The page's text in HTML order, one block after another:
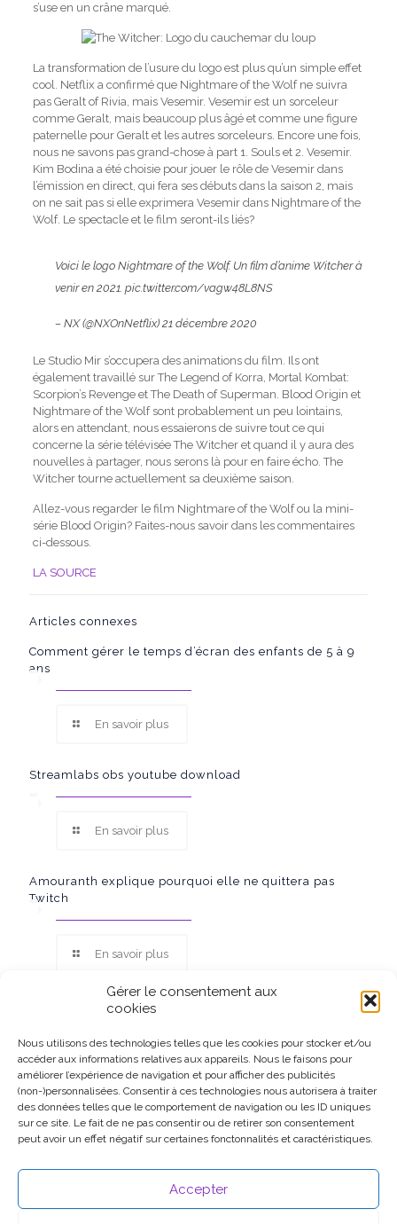
Gérer le consentement aux
cookies
Nous utilisons des technologies telles que les cookies pour stocker et/ou
accéder aux informations relatives aux appareils. Nous le faisons pour
améliorer l’expérience de navigation et pour afficher des publicités
(non-)personnalisées. Consentir à ces technologies nous autorisera à traiter
des données telles que le comportement de navigation ou les ID uniques
sur ce site. Le fait de ne pas consentir ou de retirer son consentement
peut avoir un effet négatif sur certaines fonctonnalités et caractéristiques.
Accepter
s’use en un crâne marqué.
La transformation de l’usure du logo est plus qu’un simple effet
cool. Netflix a confirmé que Nightmare of the Wolf ne suivra
pas Geralt of Rivia, mais Vesemir. Vesemir est un sorceleur
comme Geralt, mais beaucoup plus âgé et comme une figure
paternelle pour Geralt et les autres sorceleurs. Encore une fois,
nous ne savons pas grand-chose à part 1. Souls et 2. Vesemir.
Kim Bodina a été choisie pour jouer le rôle de Vesemir dans
l’émission en direct, qui fera ses débuts dans la saison 2, mais
on ne sait pas si elle exprimera Vesemir dans Nightmare of the
Wolf. Le spectacle et le film seront-ils liés?
Voici le logo Nightmare of the Wolf. Un film d’anime Witcher à
venir en 2021. pic.twitter.com/vagw48L8NS
– NX (@NXOnNetflix) 21 décembre 2020
Le Studio Mir s’occupera des animations du film. Ils ont
également travaillé sur The Legend of Korra, Mortal Kombat:
Scorpion’s Revenge et The Death of Superman. Blood Origin et
Nightmare of the Wolf sont probablement un peu lointains,
alors en attendant, nous essaierons de suivre tout ce qui
concerne la série télévisée The Witcher et quand il y aura des
nouvelles à partager, nous serons là pour en faire écho. The
Witcher tourne actuellement sa deuxième saison.
Allez-vous regarder le film Nightmare of the Wolf ou la mini-
série Blood Origin? Faites-nous savoir dans les commentaires
ci-dessous.
LA SOURCE
Articles connexes
Comment gérer le temps d’écran des enfants de 5 à 9
ans
En savoir plus
Streamlabs obs youtube download
En savoir plus
Amouranth explique pourquoi elle ne quittera pas
Twitch
En savoir plus
Ce site participe au Programme Partenaires d’Amazon EU, un
programme d’affiliation conçu pour permettre à des sites de
percevoir une rémunération grâce à la création de liens vers
Amazon.fr.